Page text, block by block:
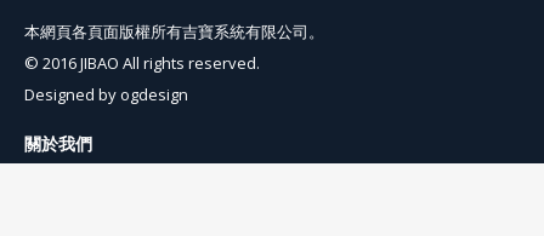
本網頁各頁面版權所有吉寶系統有限公司。
© 2016 JIBAO All rights reserved.
Designed byogdesign
關於我們